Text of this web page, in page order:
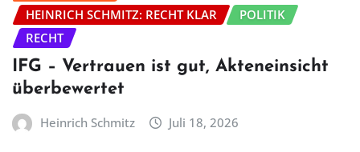
HEINRICH SCHMITZ: RECHT KLAR
POLITIK
RECHT
IFG – Vertrauen ist gut, Akteneinsicht
überbewertet
Heinrich Schmitz Juli 18, 2026